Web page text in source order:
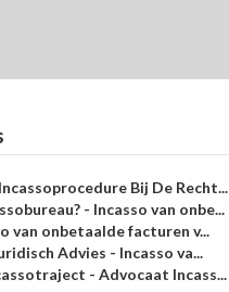
Bij De Recht...
- Incasso van onbe...
van onbetaalde facturen v...
Advies - Incasso va...
- Advocaat Incass...